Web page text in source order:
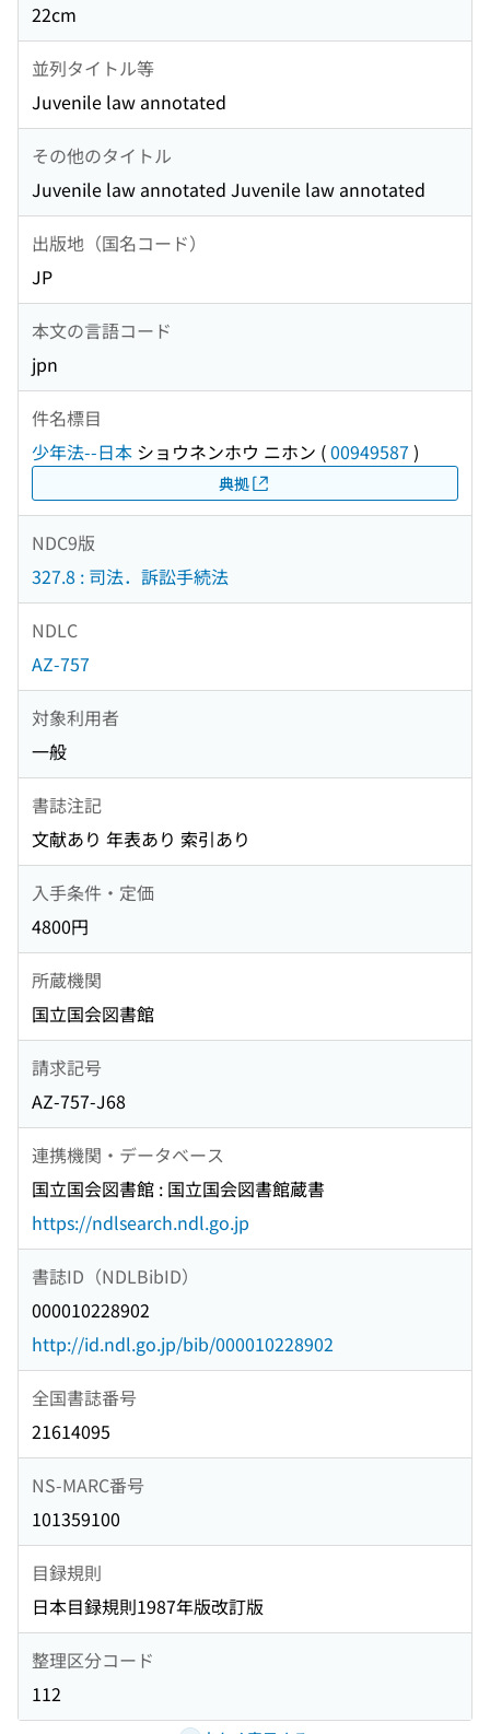
22cm
並列タイトル等
Juvenile law annotated
その他のタイトル
Juvenile law annotated Juvenile law annotated
出版地（国名コード）
JP
本文の言語コード
jpn
件名標目
少年法--日本 ショウネンホウ ニホン (00949587 )
典拠
NDC9版
327.8 : 司法．訴訟手続法
NDLC
AZ-757
対象利用者
一般
書誌注記
文献あり 年表あり 索引あり
入手条件・定価
4800円
所蔵機関
国立国会図書館
請求記号
AZ-757-J68
連携機関・データベース
国立国会図書館 : 国立国会図書館蔵書
https://ndlsearch.ndl.go.jp
書誌ID（NDLBibID）
000010228902
http://id.ndl.go.jp/bib/000010228902
全国書誌番号
21614095
NS-MARC番号
101359100
目録規則
日本目録規則1987年版改訂版
整理区分コード
112